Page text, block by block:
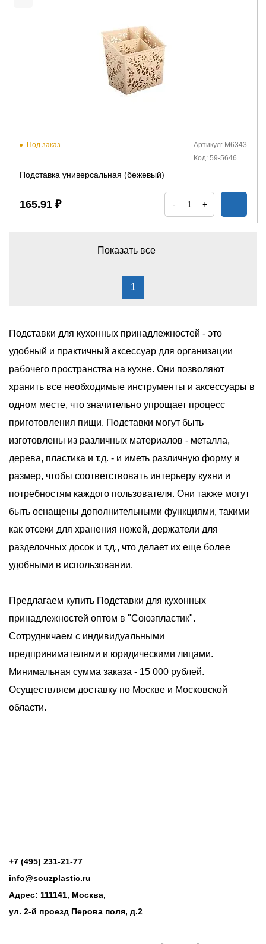
Под заказ
Артикул: М6343
Код: 59-5646
Подставка универсальная (бежевый)
165.91 ₽ - +
Показать все
1
Подставки для кухонных принадлежностей - это
удобный и практичный аксессуар для организации
рабочего пространства на кухне. Они позволяют
хранить все необходимые инструменты и аксессуары в
одном месте, что значительно упрощает процесс
приготовления пищи. Подставки могут быть
изготовлены из различных материалов - металла,
дерева, пластика и т.д. - и иметь различную форму и
размер, чтобы соответствовать интерьеру кухни и
потребностям каждого пользователя. Они также могут
быть оснащены дополнительными функциями, такими
как отсеки для хранения ножей, держатели для
разделочных досок и т.д., что делает их еще более
удобными в использовании.
Предлагаем купить Подставки для кухонных
принадлежностей оптом в "Союзпластик".
Сотрудничаем с индивидуальными
предпринимателями и юридическими лицами.
Минимальная сумма заказа - 15 000 рублей.
Осуществляем доставку по Москве и Московской
области.
+7 (495) 231-21-77
info@souzplastic.ru
Адрес: 111141, Москва,
ул. 2-й проезд Перова поля, д.2